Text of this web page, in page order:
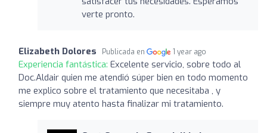
verte pronto.
Elizabeth Dolores Publicada en 1 year ago
Experiencia fantástica: Excelente servicio, sobre todo al
Doc.Aldair quien me atendió súper bien en todo momento
me explico sobre el tratamiento que necesitaba , y
siempre muy atento hasta finalizar mi tratamiento.